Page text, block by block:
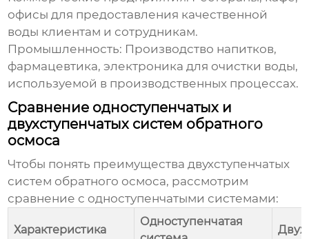
офисы для предоставления качественной
воды клиентам и сотрудникам.
Промышленность: Производство напитков,
фармацевтика, электроника для очистки воды,
используемой в производственных процессах.
Сравнение одноступенчатых и
двухступенчатых систем обратного
осмоса
Чтобы понять преимуществадвухступенчатых
систем обратного осмоса, рассмотрим
сравнение с одноступенчатыми системами:
Характеристика
Одноступенчатая